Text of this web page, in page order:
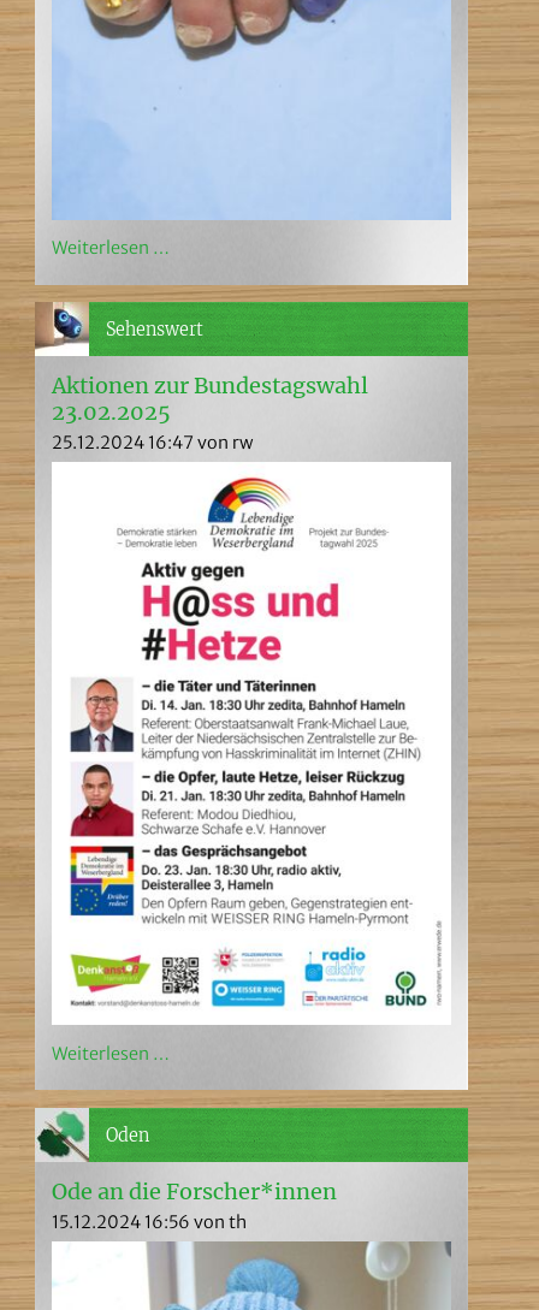
Weiterlesen …
Sehenswert
Aktionen zur Bundestagswahl
23.02.2025
25.12.2024 16:47 von rw
Weiterlesen …
Oden
Ode an die Forscher*innen
15.12.2024 16:56 von th